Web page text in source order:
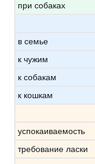
при собаках
в семье
к чужим
к собакам
к кошкам
успокаиваемость
требование ласки